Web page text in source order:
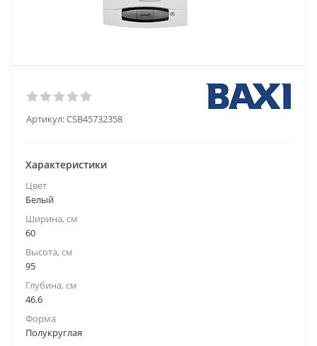
Артикул:CSB45732358
Характеристики
Цвет
Белый
Ширина, см
60
Высота, см
95
Глубина, см
46.6
Форма
Полукруглая